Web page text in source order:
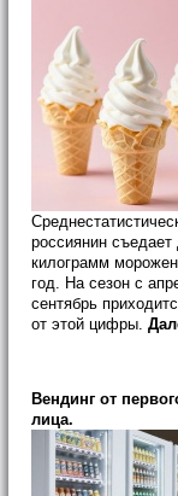
россиянин съедает
килограмм
год. На сезон с
сентябрь
от этой цифры.
Вендинг от
лица.